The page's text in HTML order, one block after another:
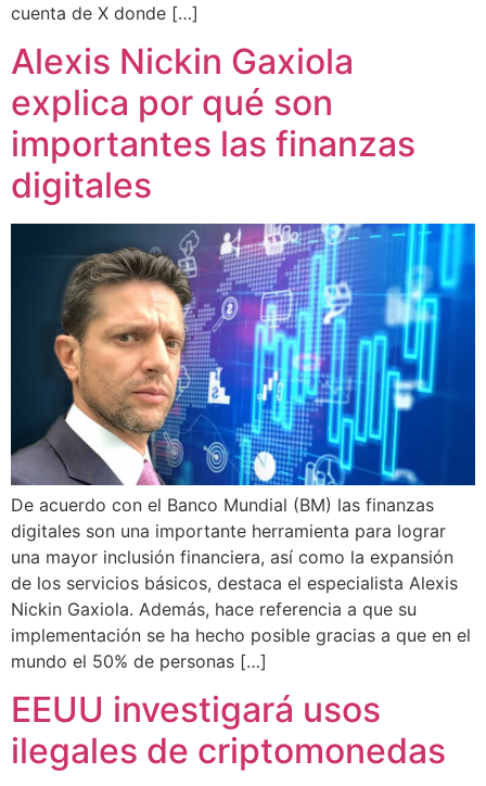
cuenta de X donde […]
Alexis Nickin Gaxiola
explica por qué son
importantes las finanzas
digitales
De acuerdo con el Banco Mundial (BM) las finanzas
digitales son una importante herramienta para lograr
una mayor inclusión financiera, así como la expansión
de los servicios básicos, destaca el especialista Alexis
Nickin Gaxiola. Además, hace referencia a que su
implementación se ha hecho posible gracias a que en el
mundo el 50% de personas […]
EEUU investigará usos
ilegales de criptomonedas